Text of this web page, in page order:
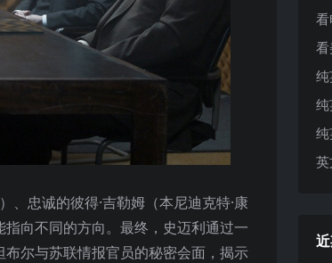
、忠诚的彼得·吉勒姆（本尼迪克特·康
向不同的方向。最终，史迈利通过一
尔与苏联情报官员的秘密会面，揭示